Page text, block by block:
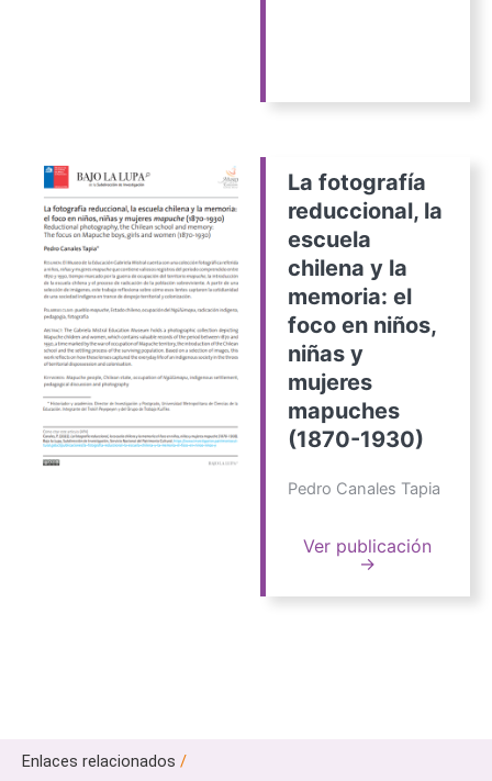
La fotografía
reduccional, la
escuela
chilena y la
memoria: el
foco en niños,
niñas y
mujeres
mapuches
(1870-1930)
Pedro Canales Tapia
Ver publicación
→
Enlaces relacionados /